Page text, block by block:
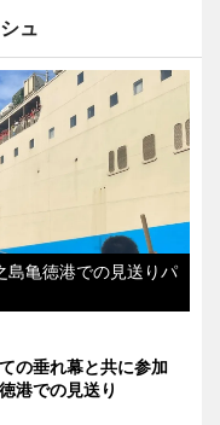
ュ
島亀徳港での見送りパ
の垂れ幕と共に参加
港での見送り